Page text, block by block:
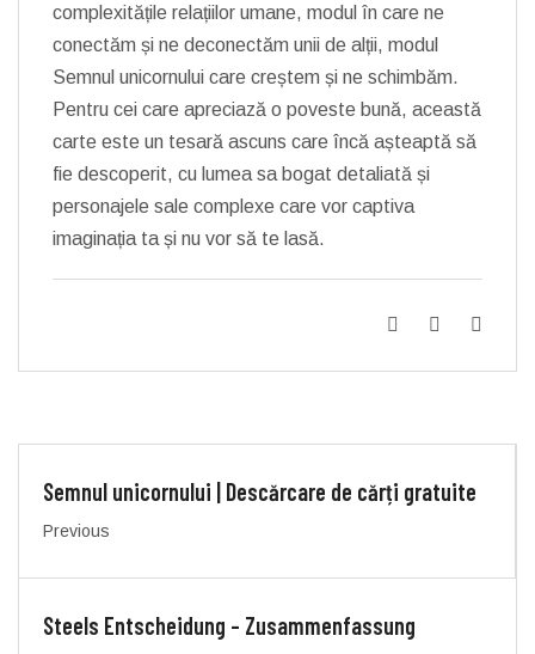
complexitățile relațiilor umane, modul în care ne
conectăm și ne deconectăm unii de alții, modul
Semnul unicornului care creștem și ne schimbăm.
Pentru cei care apreciază o poveste bună, această
carte este un tesară ascuns care încă așteaptă să
fie descoperit, cu lumea sa bogat detaliată și
personajele sale complexe care vor captiva
imaginația ta și nu vor să te lasă.
Semnul unicornului | Descărcare de cărți gratuite
Previous
Steels Entscheidung – Zusammenfassung